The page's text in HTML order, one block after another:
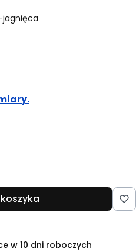
jagnięca
w 10 dni roboczych